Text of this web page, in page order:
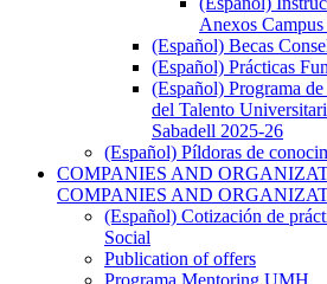
Anexos
(Español) Becas
(Español) Prácticas
(Español) Programa
del Talento
Sabadell 2025-26
(Español) Píldoras de
COMPANIES AND
COMPANIES AND
(Español) Cotización de
Social
Publication of offers
Programa Mentoring UMH